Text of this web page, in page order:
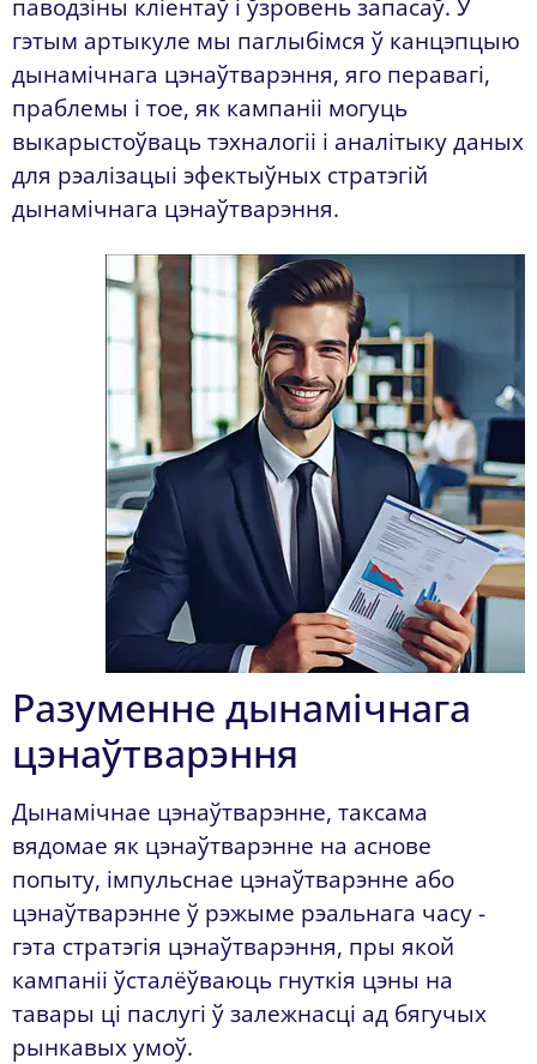
паводзіны кліентаў і ўзровень запасаў. У
гэтым артыкуле мы паглыбімся ў канцэпцыю
дынамічнага цэнаўтварэння, яго перавагі,
праблемы і тое, як кампаніі могуць
выкарыстоўваць тэхналогіі і аналітыку даных
для рэалізацыі эфектыўных стратэгій
дынамічнага цэнаўтварэння.
Разуменне дынамічнага
цэнаўтварэння
Дынамічнае цэнаўтварэнне, таксама
вядомае як цэнаўтварэнне на аснове
попыту, імпульснае цэнаўтварэнне або
цэнаўтварэнне ў рэжыме рэальнага часу -
гэта стратэгія цэнаўтварэння, пры якой
кампаніі ўсталёўваюць гнуткія цэны на
тавары ці паслугі ў залежнасці ад бягучых
рынкавых умоў.